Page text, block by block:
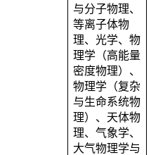
与分子物理、
等离子体物
理、光学、物
理学（高能量
密度物理）、
物理学（复杂
与生命系统物
理）、天体物
理、气象学、
大气物理学与